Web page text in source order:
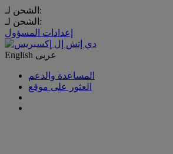
الشحن لـ:
الشحن لـ:
إعدادات المسؤول
English عربى
المساعدة والدعم
العثور على موقع